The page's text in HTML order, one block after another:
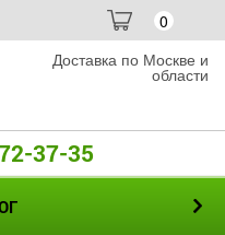
0
Доставка по Москве и
области
37-35